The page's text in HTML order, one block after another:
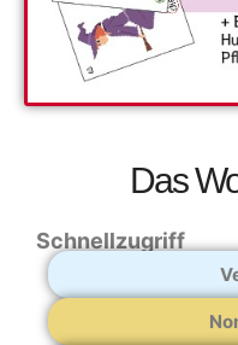
Das
Schnellzugriff